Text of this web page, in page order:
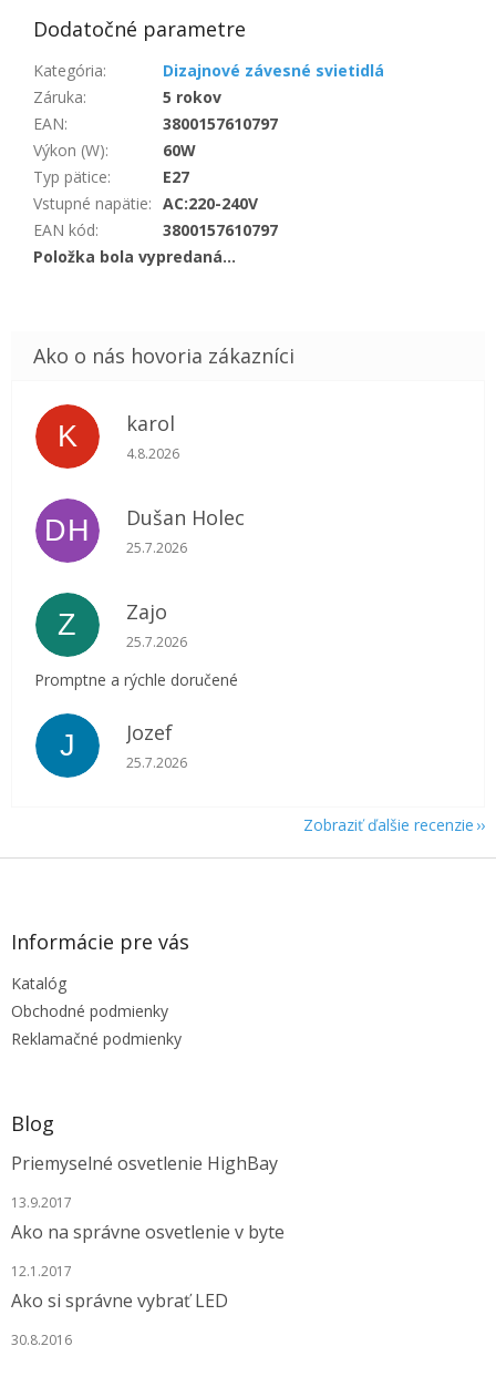
Dodatočné parametre
Kategória:
Dizajnové závesné svietidlá
Záruka:
5 rokov
EAN:
3800157610797
Výkon (W):
60W
Typ pätice:
E27
Vstupné napätie: AC:220-240V
EAN kód:
3800157610797
Položka bola vypredaná…
K karol
Hodnotenie obchodu je 5 z 5 hviezdičiek.
4.8.2026
DH Dušan Holec
Hodnotenie obchodu je 5 z 5 hviezdičiek.
25.7.2026
Z Zajo
Hodnotenie obchodu je 5 z 5 hviezdičiek.
25.7.2026
Promptne a rýchle doručené
J Jozef
Hodnotenie obchodu je 5 z 5 hviezdičiek.
25.7.2026
Zobraziť ďalšie recenzie
Z
Informácie pre vás
Katalóg
Obchodné podmienky
Reklamačné podmienky
Blog
Priemyselné osvetlenie HighBay
13.9.2017
Ako na správne osvetlenie v byte
12.1.2017
Ako si správne vybrať LED
30.8.2016